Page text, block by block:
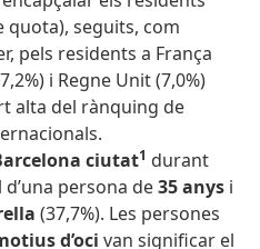
quota), seguits, com
pels residents a França
i Regne Unit (7,0%)
alta del rànquing de
ciutat1 durant
d’una persona de35 anys i
(37,7%). Les persones
d’ocivan significar el